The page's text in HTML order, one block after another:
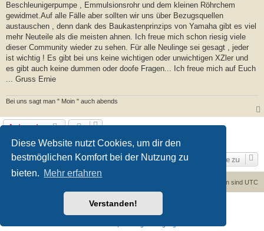
Diese Website nutzt Cookies, um dir den
bestmöglichen Komfort bei der Nutzung zu
bieten. Mehr erfahren
Verstanden!
Beschleunigerpumpe , Emmulsionsrohr und dem kleinen Röhrchem
gewidmet.Auf alle Fälle aber sollten wir uns über Bezugsquellen
austauschen , denn dank des Baukastenprinzips von Yamaha gibt es viel
mehr Neuteile als die meisten ahnen. Ich freue mich schon riesig viele
dieser Community wieder zu sehen. Für alle Neulinge sei gesagt , jeder
ist wichtig ! Es gibt bei uns keine wichtigen oder unwichtigen XZler und
es gibt auch keine dummen oder doofe Fragen... Ich freue mich auf Euch
... Gruss Ernie
Bei uns sagt man " Moin " auch abends
Antworten
1 Beitrag • Seite1von 1
Gehe zu
Alle Zeiten sind UTC
Powered byphpBB® Forum Software © phpBB Limited
phpBB.de